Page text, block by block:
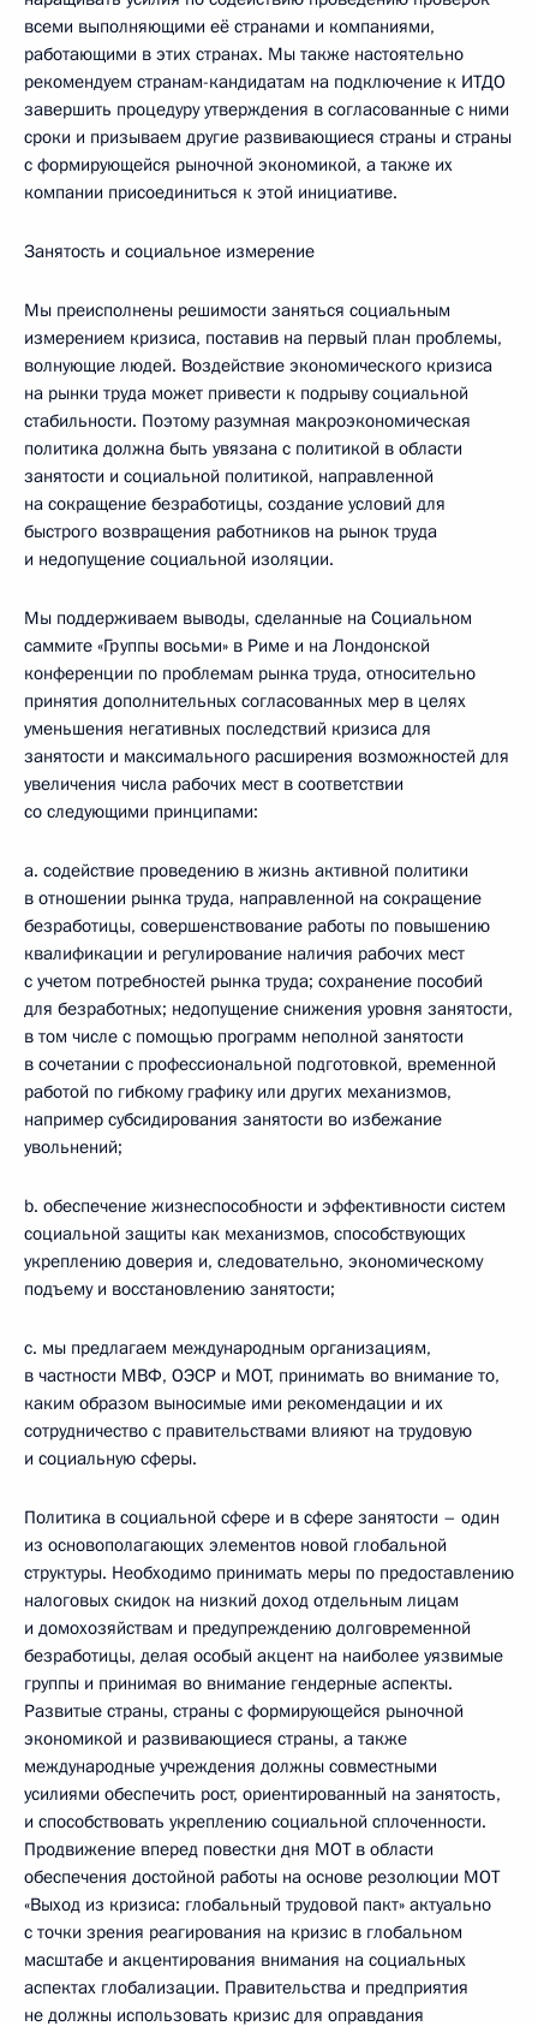
всеми выполняющими её странами и компаниями,
работающими в этих странах. Мы также настоятельно
рекомендуем странам-кандидатам на подключение к ИТДО
завершить процедуру утверждения в согласованные с ними
сроки и призываем другие развивающиеся страны и страны
с формирующейся рыночной экономикой, а также их
компании присоединиться к этой инициативе.
Занятость и социальное измерение
Мы преисполнены решимости заняться социальным
измерением кризиса, поставив на первый план проблемы,
волнующие людей. Воздействие экономического кризиса
на рынки труда может привести к подрыву социальной
стабильности. Поэтому разумная макроэкономическая
политика должна быть увязана с политикой в области
занятости и социальной политикой, направленной
на сокращение безработицы, создание условий для
быстрого возвращения работников на рынок труда
и недопущение социальной изоляции.
Мы поддерживаем выводы, сделанные на Социальном
саммите «Группы восьми» в Риме и на Лондонской
конференции по проблемам рынка труда, относительно
принятия дополнительных согласованных мер в целях
уменьшения негативных последствий кризиса для
занятости и максимального расширения возможностей для
увеличения числа рабочих мест в соответствии
со следующими принципами:
a. содействие проведению в жизнь активной политики
в отношении рынка труда, направленной на сокращение
безработицы, совершенствование работы по повышению
квалификации и регулирование наличия рабочих мест
с учетом потребностей рынка труда; сохранение пособий
для безработных; недопущение снижения уровня занятости,
в том числе с помощью программ неполной занятости
в сочетании с профессиональной подготовкой, временной
работой по гибкому графику или других механизмов,
например субсидирования занятости во избежание
увольнений;
b. обеспечение жизнеспособности и эффективности систем
социальной защиты как механизмов, способствующих
укреплению доверия и, следовательно, экономическому
подъему и восстановлению занятости;
c. мы предлагаем международным организациям,
в частности МВФ, ОЭСР и МОТ, принимать во внимание то,
каким образом выносимые ими рекомендации и их
сотрудничество с правительствами влияют на трудовую
и социальную сферы.
Политика в социальной сфере и в сфере занятости – один
из основополагающих элементов новой глобальной
структуры. Необходимо принимать меры по предоставлению
налоговых скидок на низкий доход отдельным лицам
и домохозяйствам и предупреждению долговременной
безработицы, делая особый акцент на наиболее уязвимые
группы и принимая во внимание гендерные аспекты.
Развитые страны, страны с формирующейся рыночной
экономикой и развивающиеся страны, а также
международные учреждения должны совместными
усилиями обеспечить рост, ориентированный на занятость,
и способствовать укреплению социальной сплоченности.
Продвижение вперед повестки дня МОТ в области
обеспечения достойной работы на основе резолюции МОТ
«Выход из кризиса: глобальный трудовой пакт» актуально
с точки зрения реагирования на кризис в глобальном
масштабе и акцентирования внимания на социальных
аспектах глобализации. Правительства и предприятия
не должны использовать кризис для оправдания